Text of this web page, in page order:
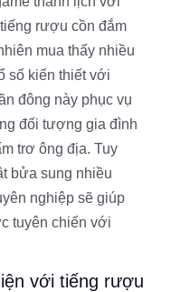
rượu cồn đắm
mua thấy nhiều
số kiến thiết với
đông này phục vụ
đối tượng gia đình
trơ ông địa. Tuy
bửa sung nhiều
nghiệp sẽ giúp
tuyên chiến với
với tiếng rượu